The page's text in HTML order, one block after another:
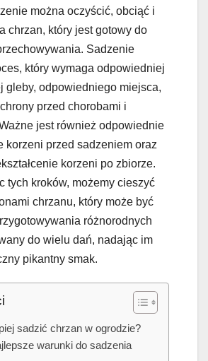
można oczyścić, obciąć i
chrzan, który jest gotowy do
Sadzenie
który wymaga odpowiedniej
gleby, odpowiedniego miejsca,
przed chorobami i
jest również odpowiednie
korzeni przed sadzeniem oraz
korzeni po zbiorze.
tych kroków, możemy cieszyć
chrzanu, który może być
różnorodnych
do wielu dań, nadając im
pikantny smak.
sadzić chrzan w ogrodzie?
warunki do sadzenia